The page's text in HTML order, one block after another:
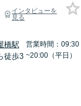
インタビューを
見る
橋駅
徒歩3
営業時間：09:30
~20:00（平日）